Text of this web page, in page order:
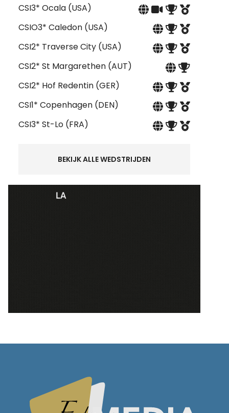
CSI3* Ocala (USA)
CSIO3* Caledon (USA)
CSI2* Traverse City (USA)
CSI2* St Margarethen (AUT)
CSI2* Hof Redentin (GER)
CSI1* Copenhagen (DEN)
CSI3* St-Lo (FRA)
BEKIJK ALLE WEDSTRIJDEN